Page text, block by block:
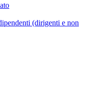
(dirigenti e non